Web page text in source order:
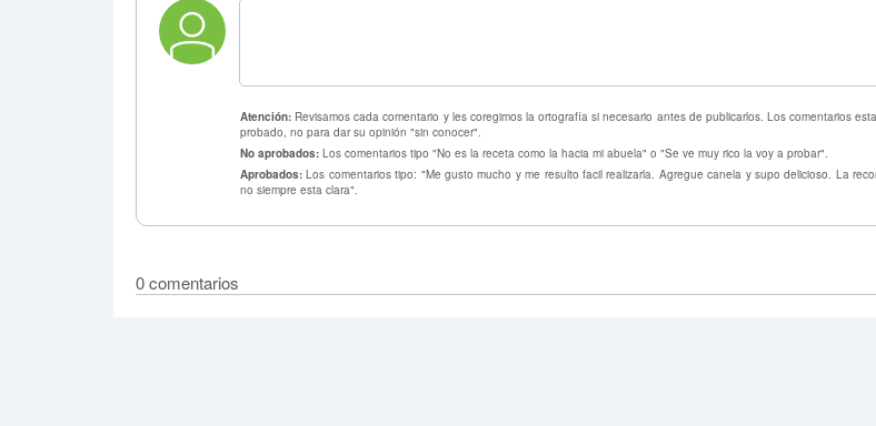
Atención: Revisamos cada comentario y les coregimos la ortografía si necesario antes de publicarlos. Los comentarios
probado, no para dar su opinión "sin conocer".
No aprobados: Los comentarios tipo "No es la receta como la hacia mi abuela" o "Se ve muy rico la voy a probar".
Aprobados:Los comentarios tipo: "Me gusto mucho y me resulto facil realizarla. Agregue canela y supo delicioso. La
no siempre esta clara".
0 comentarios